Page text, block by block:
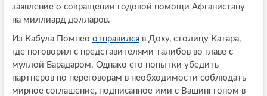
заявление о сокращении годовой помощи Афганистану
на миллиард долларов.
Из Кабула Помпео отправилсяв Доху, столицу Катара,
где поговорил с представителями талибов во главе с
муллой Барадаром. Однако его попытки убедить
партнеров по переговорам в необходимости соблюдать
мирное соглашение, подписанное ими с Вашингтоном в